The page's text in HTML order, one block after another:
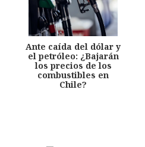
Ante caída del dólar y
el petróleo: ¿Bajarán
los precios de los
combustibles en
Chile?